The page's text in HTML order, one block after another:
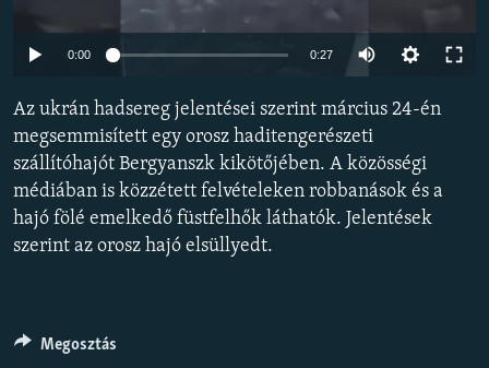
VILÁG
A MÚLT TANULSÁGAI
KÖVESSEN MINKET!
Auto 360p
0:00 0:27
480p
Az ukrán hadsereg jelentései szerint március 24-én
megsemmisített egy orosz haditengerészeti
szállítóhajót Bergyanszk kikötőjében. A közösségi
médiában is közzétett felvételeken robbanások és a
hajó fölé emelkedő füstfelhők láthatók. Jelentések
szerint az orosz hajó elsüllyedt.
Megosztás